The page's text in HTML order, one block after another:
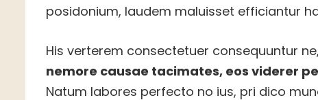
posidonium, laudem maluisset efficiantur
His verterem consectetuer consequuntur
nemore causae tacimates, eos viderer
Natum labores perfecto no ius, pri dico